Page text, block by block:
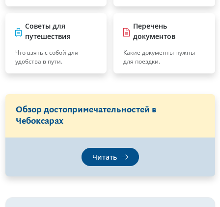
Советы для
путешествия
Что взять с собой для
удобства в пути.
Перечень
документов
Какие документы нужны
для поездки.
Обзор достопримечательностей в
Чебоксарах
Читать